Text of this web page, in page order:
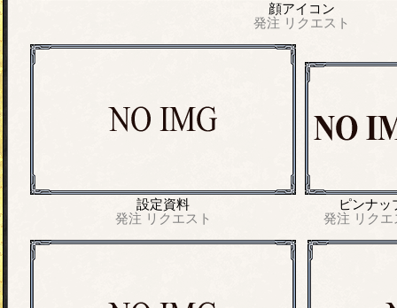
顔アイコン
発注 リクエスト
設定資料
発注 リクエスト
ピンナッ
発注 リク